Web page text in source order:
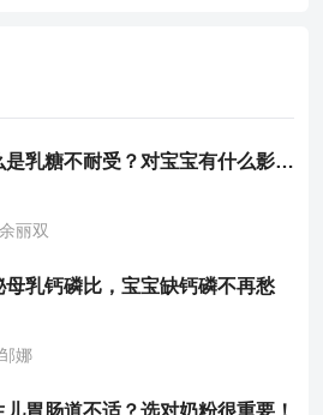
什么是乳糖不耐受？对宝宝有什么影响？
余丽双
母乳钙磷比，宝宝缺钙磷不再愁
邹娜
儿胃肠道不适？选对奶粉很重要！